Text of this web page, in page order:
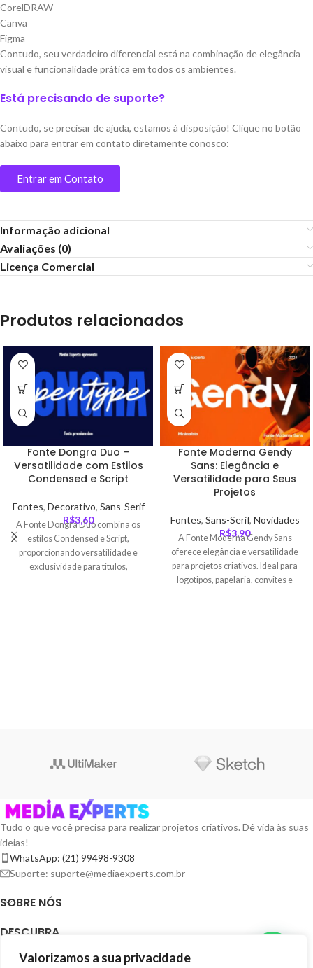
Valorizamos a sua privacidade
CorelDRAW
Canva
Figma
Contudo, seu verdadeiro diferencial está na combinação de elegância
visual e funcionalidade prática em todos os ambientes.
Está precisando de suporte?
Contudo, se precisar de ajuda, estamos à disposição! Clique no botão
abaixo para entrar em contato diretamente conosco:
Entrar em Contato
Informação adicional
Avaliações (0)
Licença Comercial
Produtos relacionados
Fonte Dongra Duo –
Versatilidade com Estilos
Condensed e Script
Fontes, Decorativo, Sans-Serif
R$3,60
A Fonte Dongra Duo combina os
estilos Condensed e Script,
proporcionando versatilidade e
exclusividade para títulos,
Fonte Moderna Gendy
Sans: Elegância e
Versatilidade para Seus
Projetos
Fontes, Sans-Serif, Novidades
R$3,90
A Fonte Moderna Gendy Sans
oferece elegância e versatilidade
para projetos criativos. Ideal para
logotipos, papelaria, convites e
Tudo o que você precisa para realizar projetos criativos. Dê vida às suas
ideias!
WhatsApp: (21) 99498-9308
Suporte: suporte@mediaexperts.com.br
SOBRE NÓS
DESCUBRA
TERMOS E LICENÇAS